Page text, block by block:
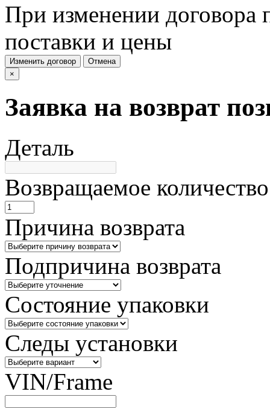
При изменении договора
поставки и цены
Изменить договор
Отмена
×
Заявка на возврат
Деталь
Возвращаемое количество
Причина возврата
Подпричина возврата
Состояние упаковки
Следы установки
VIN/Frame